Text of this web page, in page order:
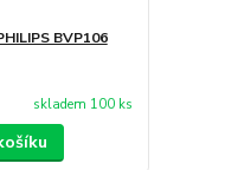
BVP106
skladem 100 ks